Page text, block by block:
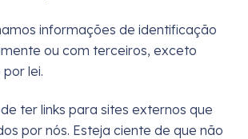
informações de identificação
ou com terceiros, exceto
lei.
ter links para sites externos que
por nós. Esteja ciente de que não